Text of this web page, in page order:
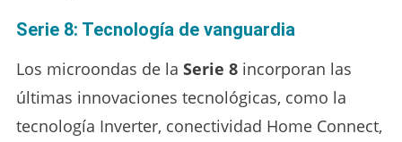
Serie 8: Tecnología de vanguardia
Los microondas de la Serie 8incorporan las
últimas innovaciones tecnológicas, como la
tecnología Inverter, conectividad Home Connect,